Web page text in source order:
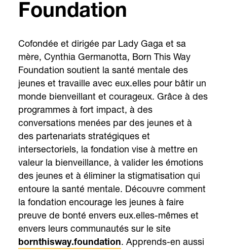
Foundation
Cofondée et dirigée par Lady Gaga et sa
mère, Cynthia Germanotta, Born This Way
Foundation soutient la santé mentale des
jeunes et travaille avec eux.elles pour bâtir un
monde bienveillant et courageux. Grâce à des
programmes à fort impact, à des
conversations menées par des jeunes et à
des partenariats stratégiques et
intersectoriels, la fondation vise à mettre en
valeur la bienveillance, à valider les émotions
des jeunes et à éliminer la stigmatisation qui
entoure la santé mentale. Découvre comment
la fondation encourage les jeunes à faire
preuve de bonté envers eux.elles-mêmes et
envers leurs communautés sur le site
bornthisway.foundation. Apprends-en aussi